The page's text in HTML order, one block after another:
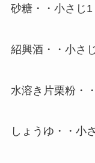
砂糖・・小さじ1
紹興酒・・小さ
水溶き片栗粉・
しょうゆ・・小